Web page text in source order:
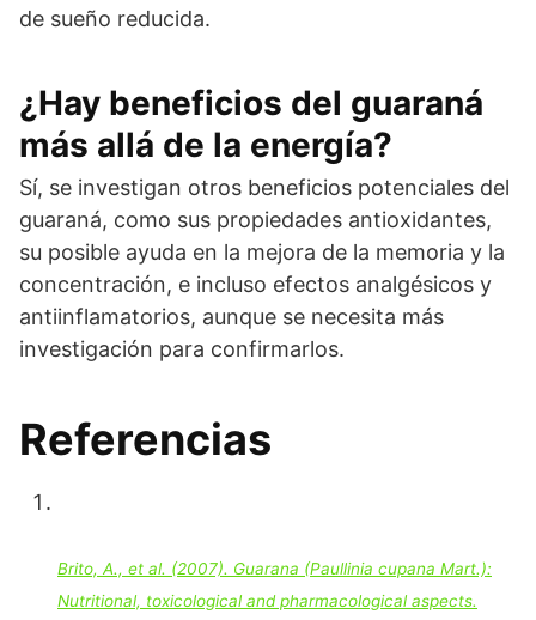
de sueño reducida.
¿Hay beneficios del guaraná
más allá de la energía?
Sí, se investigan otros beneficios potenciales del
guaraná, como sus propiedades antioxidantes,
su posible ayuda en la mejora de la memoria y la
concentración, e incluso efectos analgésicos y
antiinflamatorios, aunque se necesita más
investigación para confirmarlos.
Referencias
Brito, A., et al. (2007). Guarana (Paullinia cupana Mart.):
Nutritional, toxicological and pharmacological aspects.